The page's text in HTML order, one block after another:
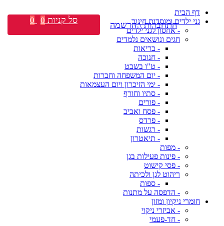
דף הבית
גני ילדים ומוסדות חינוך
- אחסון לגני ילדים
חגים ונושאים נלמדים
- בריאות
- חנוכה
- ט"ו בשבט
- יום המשפחה וחברות
- ימי הזיכרון ויום העצמאות
- סתיו וחורף
- פורים
- פסח ואביב
- פרדס
- רגשות
- תיאטרון
- מפות
- פינות פעילות בגן
- פסי קישוט
ריהוט לגן ולכיתה
- ספות
- הדפסה על מתנות
חומרי ניקיון ומזון
- אביזרי ניקוי
- חד-פעמי
התחברות \ הרשמה סל קניות 0
0